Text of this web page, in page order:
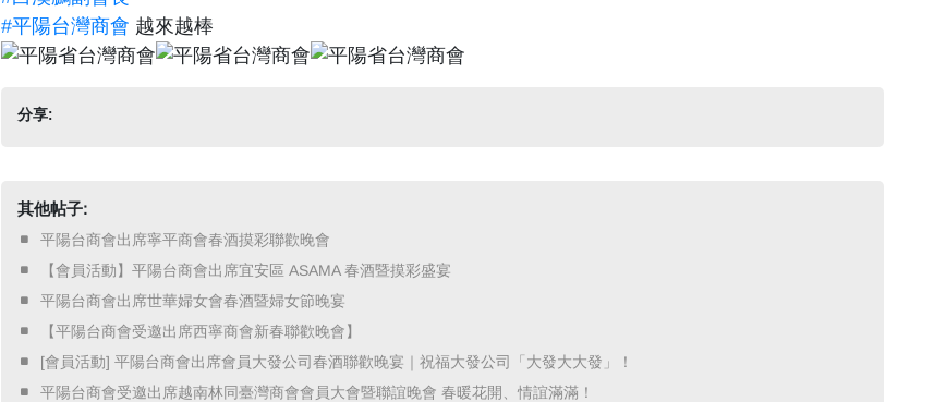
#平陽台灣商會 越來越棒
分享:
其他帖子:
​ 平陽台商會出席寧平商會春酒摸彩聯歡晚會 ​
​ 【會員活動】平陽台商會出席宜安區 ASAMA 春酒暨摸彩盛宴 ​
​ 平陽台商會出席世華婦女會春酒暨婦女節晚宴 ​
​ 【平陽台商會受邀出席西寧商會新春聯歡晚會】 ​
​ [會員活動] 平陽台商會出席會員大發公司春酒聯歡晚宴｜祝福大發公司「大發大大發」！ ​
​ 平陽台商會受邀出席越南林同臺灣商會會員大會暨聯誼晚會 春暖花開、情誼滿滿！ ​